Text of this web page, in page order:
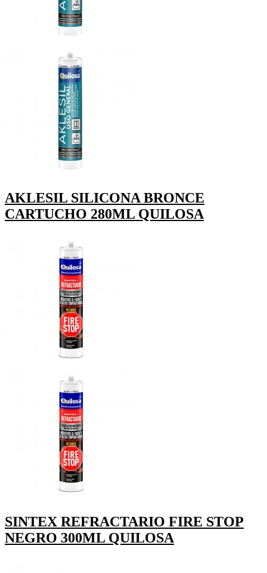
AKLESIL SILICONA BRONCE
CARTUCHO 280ML QUILOSA
SINTEX REFRACTARIO FIRE STOP
NEGRO 300ML QUILOSA